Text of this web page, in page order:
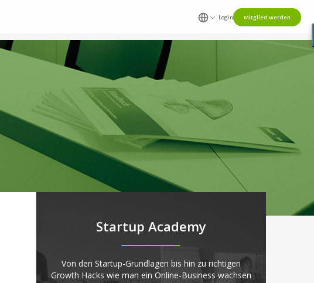
Login Mitglied werden
Startup Academy
Von den Startup-Grundlagen bis hin zu richtigen
Growth Hacks wie man ein Online-Business wachsen